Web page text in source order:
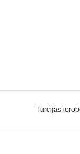
Turcijas